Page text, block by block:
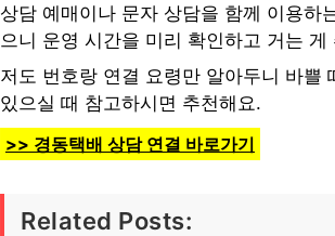
상담 예매이나 문자 상담을 함께 이용하
으니 운영 시간을 미리 확인하고 거는 게
저도 번호랑 연결 요령만 알아두니 바쁠
있으실 때 참고하시면 추천해요.
>> 경동택배 상담 연결 바로가기
Related Posts: